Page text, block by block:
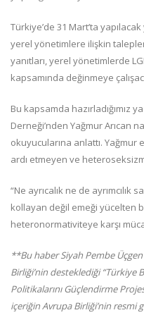
Türkiye’de 31 Mart’ta
yerel yönetimlere ilişkin
yanıtları, yerel yönetimlerde
kapsamında değinmeye
Bu kapsamda hazırladığımız
Derneği’nden Yağmur Arıcan
okuyucularına anlattı.
ardı etmeyen ve
“Ne ayrıcalık ne de
kollayan değil emeği yücelten
heteronormativiteye karşı
**Bu haber Siyah Pembe
Birliği’nin desteklediği “Türkiye
Politikalarını Güçlendirme
içeriğin Avrupa Birliği’nin resmi